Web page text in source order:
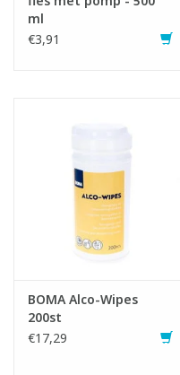
ml
€3,91
BOMA Alco-Wipes
200st
€17,29